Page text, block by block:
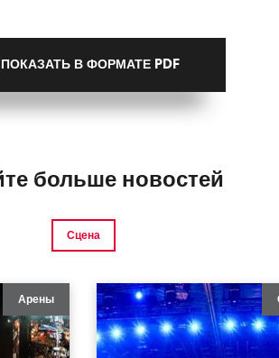
ПОКАЗАТЬ В ФОРМАТЕ PDF
больше новостей
Сцена
Арены